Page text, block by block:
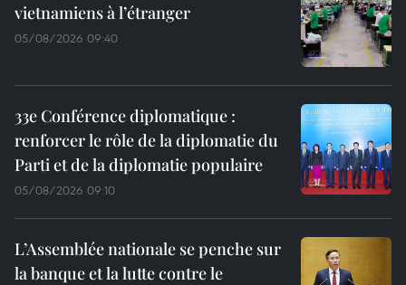
vietnamiens à l’étranger
05/08/2026 09:40
33e Conférence diplomatique :
renforcer le rôle de la diplomatie du
Parti et de la diplomatie populaire
05/08/2026 09:10
L’Assemblée nationale se penche sur
la banque et la lutte contre le